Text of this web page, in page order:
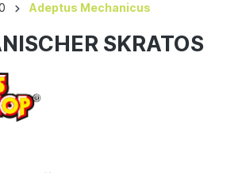
Adeptus Mechanicus
SKRATOS